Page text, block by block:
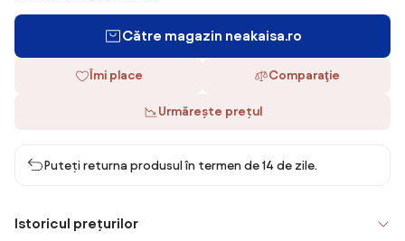
Către magazin neakaisa.ro
Îmi place Comparaţie
Urmărește prețul
Puteți returna produsul în termen de 14 de zile.
Istoricul prețurilor